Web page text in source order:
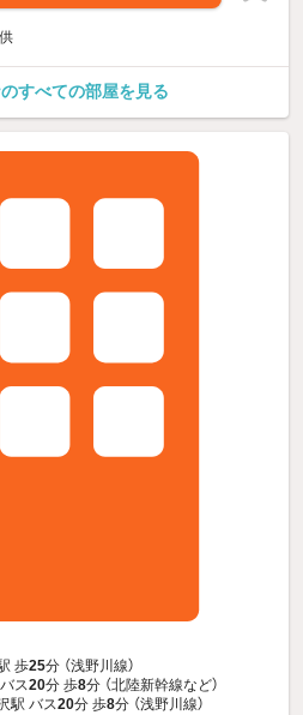
すべての部屋を見る
歩25分 （浅野川線）
ス20分 歩8分 （北陸新幹線など）
駅 バス20分 歩8分 （浅野川線）